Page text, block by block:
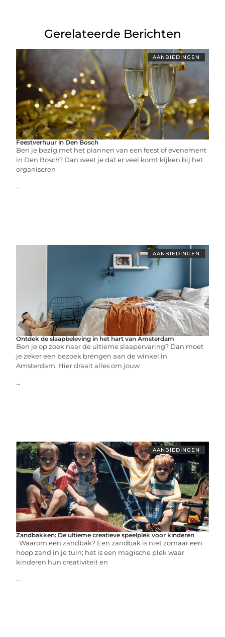
Gerelateerde Berichten
AANBIEDINGEN
Feestverhuur in Den Bosch
Ben je bezig met het plannen van een feest of evenement
in Den Bosch? Dan weet je dat er veel komt kijken bij het
organiseren
...
AANBIEDINGEN
Ontdek de slaapbeleving in het hart van Amsterdam
Ben je op zoek naar de ultieme slaapervaring? Dan moet
je zeker een bezoek brengen aan de winkel in
Amsterdam. Hier draait alles om jouw
...
AANBIEDINGEN
Zandbakken: De ultieme creatieve speelplek voor kinderen
Waarom een zandbak? Een zandbak is niet zomaar een
hoop zand in je tuin; het is een magische plek waar
kinderen hun creativiteit en
...